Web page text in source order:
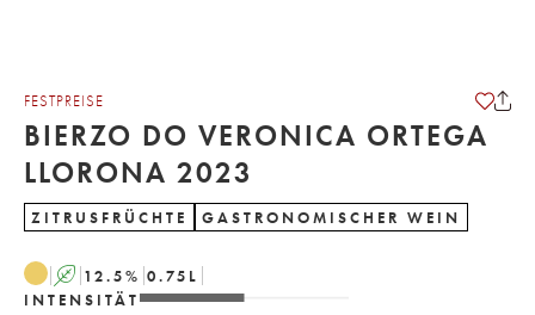
FESTPREISE
BIERZO DO VERONICA ORTEGA
LLORONA 2023
ZITRUSFRÜCHTE GASTRONOMISCHER WEIN
A 12.5% 0.75 L
INTENSITÄT